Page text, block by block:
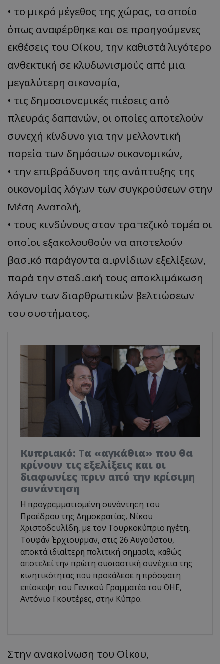
• το μικρό μέγεθος της χώρας, το οποίο
όπως αναφέρθηκε και σε προηγούμενες
εκθέσεις του Οίκου, την καθιστά λιγότερο
ανθεκτική σε κλυδωνισμούς από μια
μεγαλύτερη οικονομία,
• τις δημοσιονομικές πιέσεις από
πλευράς δαπανών, οι οποίες αποτελούν
συνεχή κίνδυνο για την μελλοντική
πορεία των δημόσιων οικονομικών,
• την επιβράδυνση της ανάπτυξης της
οικονομίας λόγων των συγκρούσεων στην
Μέση Ανατολή,
• τους κινδύνους στον τραπεζικό τομέα οι
οποίοι εξακολουθούν να αποτελούν
βασικό παράγοντα αιφνίδιων εξελίξεων,
παρά την σταδιακή τους αποκλιμάκωση
λόγων των διαρθρωτικών βελτιώσεων
του συστήματος.
Κυπριακό: Τα «αγκάθια» που θα
κρίνουν τις εξελίξεις και οι
διαφωνίες πριν από την κρίσιμη
συνάντηση
Η προγραμματισμένη συνάντηση του
Προέδρου της Δημοκρατίας, Νίκου
Χριστοδουλίδη, με τον Τουρκοκύπριο ηγέτη,
Τουφάν Έρχιουρμαν, στις 26 Αυγούστου,
αποκτά ιδιαίτερη πολιτική σημασία, καθώς
αποτελεί την πρώτη ουσιαστική συνέχεια της
κινητικότητας που προκάλεσε η πρόσφατη
επίσκεψη του Γενικού Γραμματέα του ΟΗΕ,
Αντόνιο Γκουτέρες, στην Κύπρο.
Στην ανακοίνωση του Οίκου,